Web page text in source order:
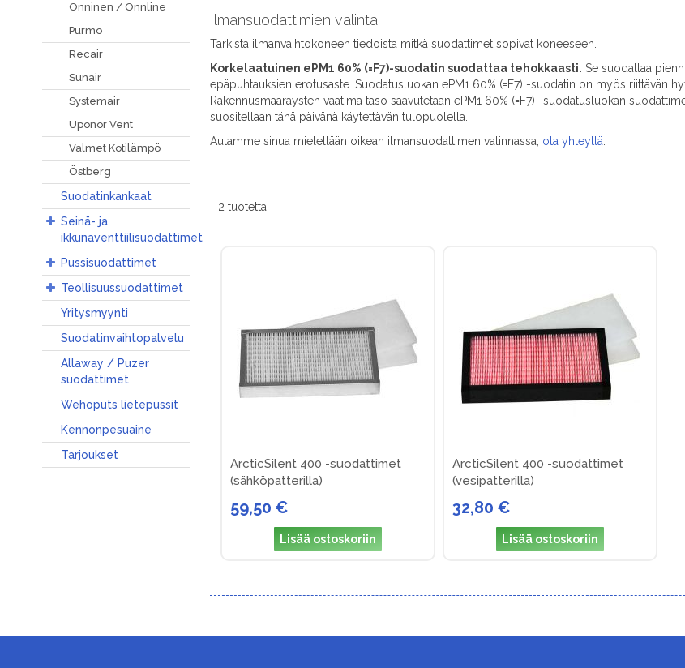
Ilmansuodattimien valinta
Tarkista ilmanvaihtokoneen tiedoista mitkä suodattimet sopivat koneeseen.
Korkelaatuinen ePM1 60% (=F7)-suodatin suodattaa tehokkaasti. Se suodattaa
epäpuhtauksien erotusaste. Suodatusluokan ePM1 60% (=F7) -suodatin on myös riittävän
Rakennusmääräysten vaatima taso saavutetaan ePM1 60% (=F7) -suodatusluokan
suositellaan tänä päivänä käytettävän tulopuolella.
Autamme sinua mielellään oikean ilmansuodattimen valinnassa, ota yhteyttä
2 tuotetta
ArcticSilent 400 -suodattimet
(sähköpatterilla)
59,50 €
Lisää ostoskoriin
ArcticSilent 400 -suodattimet
(vesipatterilla)
32,80 €
Lisää ostoskoriin
Onninen / Onnline
Purmo
Recair
Sunair
Systemair
Uponor Vent
Valmet Kotilämpö
Östberg
Suodatinkankaat
Seinä- ja
ikkunaventtiilisuodattimet
Pussisuodattimet
Teollisuussuodattimet
Yritysmyynti
Suodatinvaihtopalvelu
Allaway / Puzer
suodattimet
Wehoputs lietepussit
Kennonpesuaine
Tarjoukset